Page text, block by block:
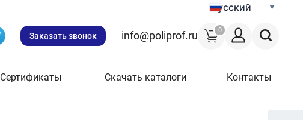
Русский
0
Заказать звонок info@poliprof.ru
Сертификаты Скачать каталоги Контакты